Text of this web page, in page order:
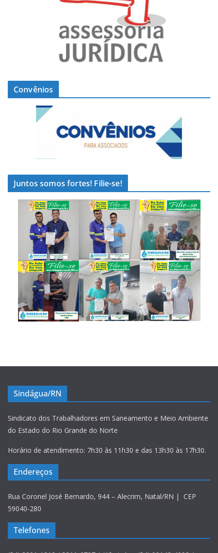
Convênios
Juntos somos fortes! Filie-se!
Sindágua/RN
Sindicato dos Trabalhadores em Saneamento e Meio Ambiente
do Estado do Rio Grande do Norte
Horário de atendimento: 7h30 às 11h30 e das 13h30 às 17h30.
Endereços
Rua Coronel José Bernardo, 944 – Alecrim, Natal/RN | CEP
59040-280
Telefones